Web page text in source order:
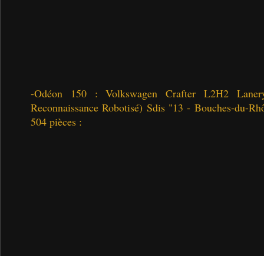
-Odéon 150 : Volkswagen Crafter L2H2
Reconnaissance Robotisé) Sdis "13 - Bouches-du-
504 pièces :